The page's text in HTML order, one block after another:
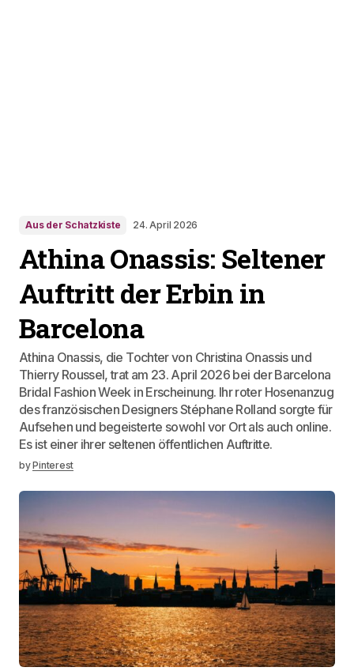
Aus der Schatzkiste 24. April 2026
Athina Onassis: Seltener
Auftritt der Erbin in
Barcelona
Athina Onassis, die Tochter von Christina Onassis und
Thierry Roussel, trat am 23. April 2026 bei der Barcelona
Bridal Fashion Week in Erscheinung. Ihr roter Hosenanzug
des französischen Designers Stéphane Rolland sorgte für
Aufsehen und begeisterte sowohl vor Ort als auch online.
Es ist einer ihrer seltenen öffentlichen Auftritte.
byPinterest